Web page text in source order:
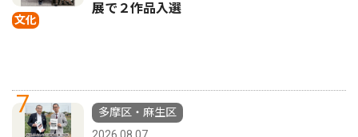
文化
展で２作品入選
7
多摩区・麻生区